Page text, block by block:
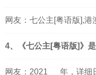
网友：七公主[粤语版],港
4、《七公主[粤语版]》
网友： 2021 年，详细